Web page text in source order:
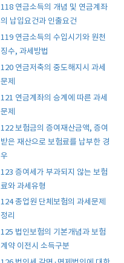
118 연금소득의 개념 및 연금계좌
의 납입요건과 인출요건
119 연금소득의 수입시기와 원천
징수, 과세방법
120 연금저축의 중도해지시 과세
문제
121 연금계좌의 승계에 따른 과세
문제
122 보험금의 증여재산금액, 증여
받은 재산으로 보험료를 납부한 경
우
123 증여세가 부과되지 않는 보험
료와 과세유형
124 종업원 단체보험의 과세문제
정리
125 법인보험의 기본개념과 보험
계약 이전시 소득구분